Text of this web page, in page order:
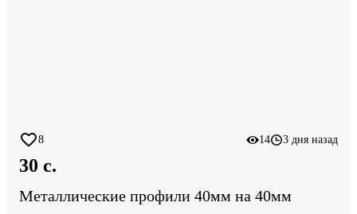
8 14 3 дня назад
30 c.
Металлические профили 40мм на 40мм